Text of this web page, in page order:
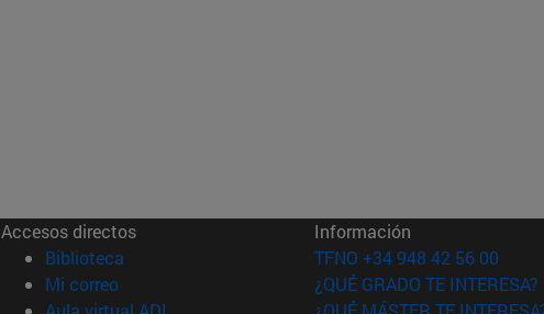
Accesos directos
Biblioteca (abre en nueva ventana)
Mi correo(abre en nueva ventana)
(abre en nueva ventana)
Información
TFNO +34 948 42 56 00
¿QUÉ GRADO TE INTERESA?